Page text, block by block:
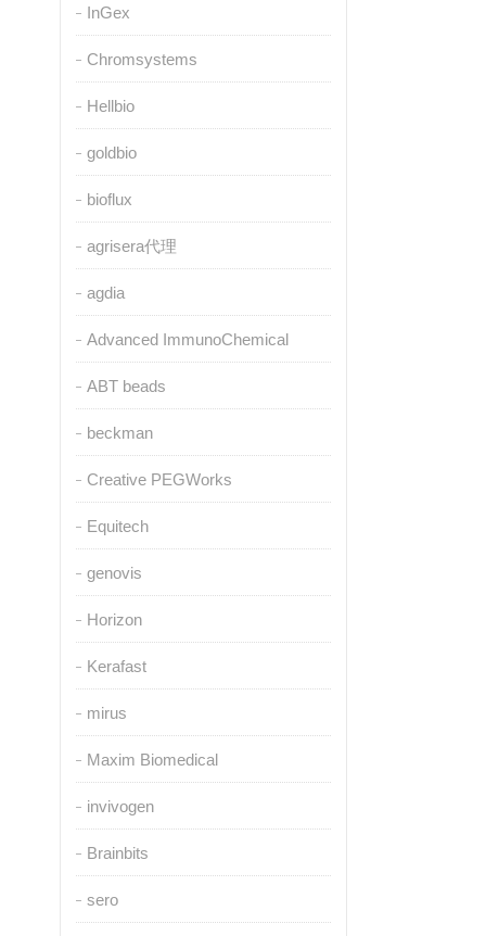
InGex
Chromsystems
Hellbio
goldbio
bioflux
agrisera代理
agdia
Advanced ImmunoChemical
ABT beads
beckman
Creative PEGWorks
Equitech
genovis
Horizon
Kerafast
mirus
Maxim Biomedical
invivogen
Brainbits
sero